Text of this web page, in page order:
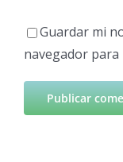
Guardar mi
navegador para